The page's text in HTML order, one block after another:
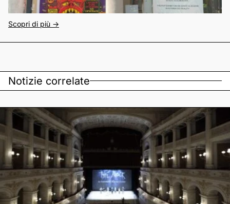
Scopri di più ->
Notizie correlate